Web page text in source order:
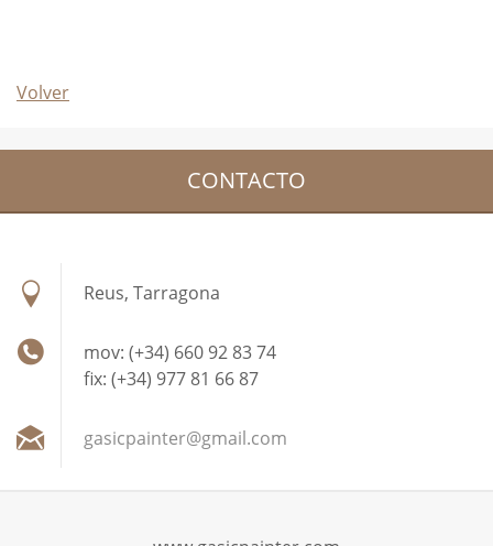
Volver
CONTACTO
Reus, Tarragona
mov: (+34) 660 92 83 74
fix: (+34) 977 81 66 87
gasicpainter@gmail.com